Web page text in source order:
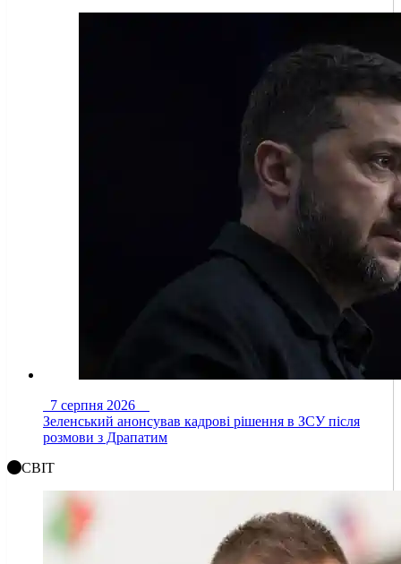
7 серпня 2026
Зеленський анонсував кадрові рішення в ЗСУ після
розмови з Драпатим
СВІТ